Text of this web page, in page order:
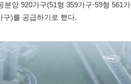
양 920가구(51형 359가구·59형 561가
구)를 공급하기로 했다.